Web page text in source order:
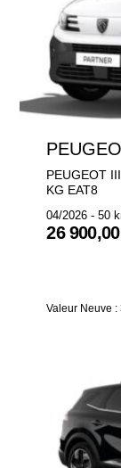
PEUGEOT
KG EAT8
04/2026 - 50
26
Valeur Neuve